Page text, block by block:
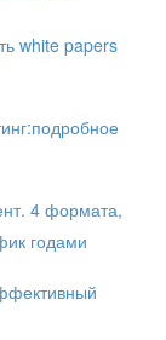
white papers
4 формата,
годами